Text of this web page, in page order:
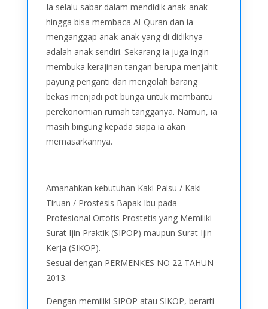
Ia selalu sabar dalam mendidik anak-anak
hingga bisa membaca Al-Quran dan ia
menganggap anak-anak yang di didiknya
adalah anak sendiri. Sekarang ia juga ingin
membuka kerajinan tangan berupa menjahit
payung penganti dan mengolah barang
bekas menjadi pot bunga untuk membantu
perekonomian rumah tangganya. Namun, ia
masih bingung kepada siapa ia akan
memasarkannya.
=====
Amanahkan kebutuhan Kaki Palsu / Kaki
Tiruan / Prostesis Bapak Ibu pada
Profesional Ortotis Prostetis yang Memiliki
Surat Ijin Praktik (SIPOP) maupun Surat Ijin
Kerja (SIKOP).
Sesuai dengan PERMENKES NO 22 TAHUN
2013.
Dengan memiliki SIPOP atau SIKOP, berarti